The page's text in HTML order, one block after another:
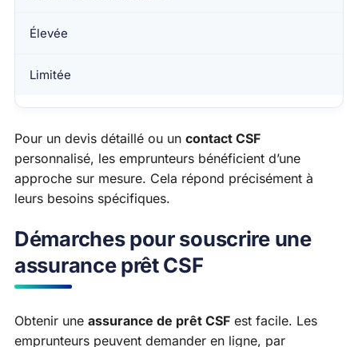
Élevée
Limitée
Pour un devis détaillé ou un contact CSF
personnalisé, les emprunteurs bénéficient d’une
approche sur mesure. Cela répond précisément à
leurs besoins spécifiques.
Démarches pour souscrire une
assurance prêt CSF
Obtenir une assurance de prêt CSF est facile. Les
emprunteurs peuvent demander en ligne, par